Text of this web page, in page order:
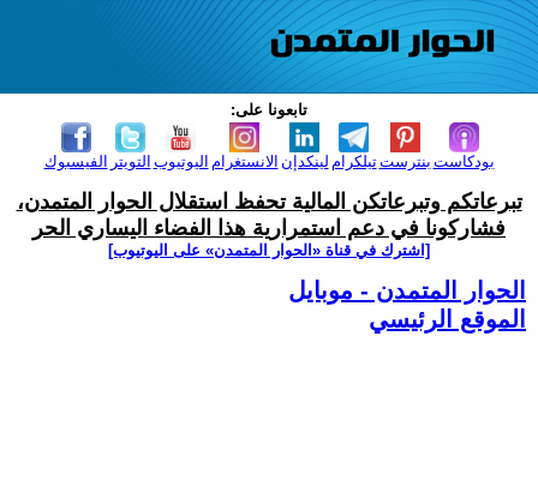
تابعونا على:
الفيسبوك التويتر اليوتيوب الانستغرام لينكدإن تيلكرامبنترست بودكاست
تبرعاتكم وتبرعاتكن المالية تحفظ استقلال الحوار المتمدن،
فشاركونا في دعم استمرارية هذا الفضاء اليساري الحر
[اشترك في قناة ‫«الحوار المتمدن» على اليوتيوب]
الحوار المتمدن - موبايل
الموقع الرئيسي